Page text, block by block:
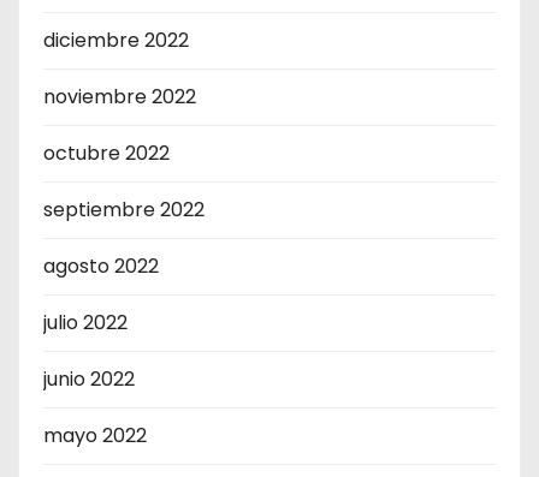
diciembre 2022
noviembre 2022
octubre 2022
septiembre 2022
agosto 2022
julio 2022
junio 2022
mayo 2022